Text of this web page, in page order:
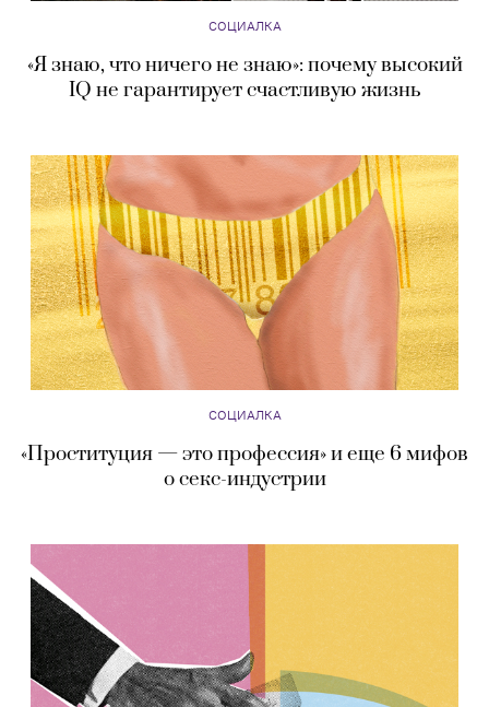
СОЦИАЛКА
«Я знаю, что ничего не знаю»: почему высокий
IQ не гарантирует счастливую жизнь
СОЦИАЛКА
«Проституция — это профессия» и еще 6 мифов
о секс-индустрии